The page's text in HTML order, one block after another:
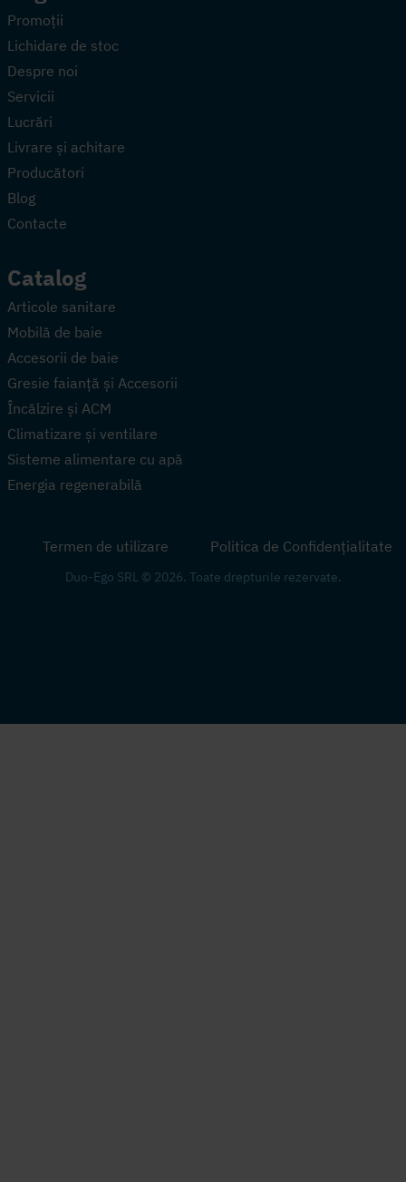
Promoții
Lichidare de stoc
Despre noi
Servicii
Lucrări
Livrare și achitare
Producători
Blog
Contacte
Catalog
Articole sanitare
Mobilă de baie
Accesorii de baie
Gresie faianță și Accesorii
Încălzire și ACM
Climatizare și ventilare
Sisteme alimentare cu apă
Energia regenerabilă
Duo-Ego SRL © 2026. Toate drepturile rezervate.
Termen de utilizare Politica de Confidențialitate